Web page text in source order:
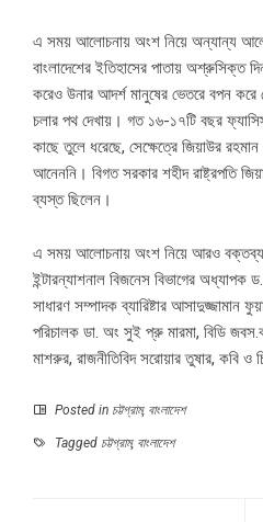
এ সময় আলোচনায় অংশ নিয়ে অন্যান্য
বাংলাদেশের ইতিহাসের পাতায় অশ্রুসিক্ত
করেও উনার আদর্শ মানুষের ভেতরে বপন
চলার পথ দেখায়। গত ১৬-১৭টি বছর
কাছে তুলে ধরেছে, সেক্ষেত্রে জিয়াউর
আনেননি। বিগত সরকার শহীদ রাষ্ট্রপতি
ব্যস্ত ছিলেন।
এ সময় আলোচনায় অংশ নিয়ে আরও বক্তব্য
ইন্টারন্যাশনাল বিজনেস বিভাগের অধ্যাপক
সাধারণ সম্পাদক ব্যারিষ্টার আসাদুজ্জামান
পরিচালক ডা. অং সুই প্রু মারমা, বিডি
মাশরুর, রাজনীতিবিদ সরোয়ার তুষার, কবি
Posted in চট্টগ্রাম, বাংলাদেশ
Tagged চট্টগ্রাম, বাংলাদেশ